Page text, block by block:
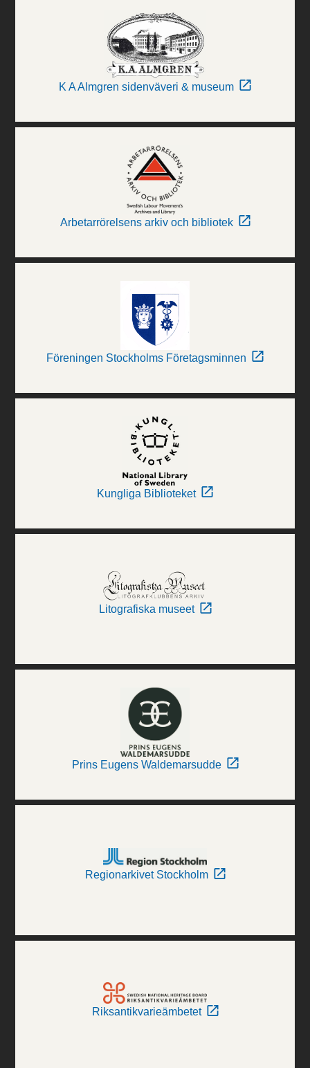
K A Almgren sidenväveri & museum
Arbetarrörelsens arkiv och bibliotek
Föreningen Stockholms Företagsminnen
Kungliga Biblioteket
Litografiska museet
Prins Eugens Waldemarsudde
Regionarkivet Stockholm
Riksantikvarieämbetet